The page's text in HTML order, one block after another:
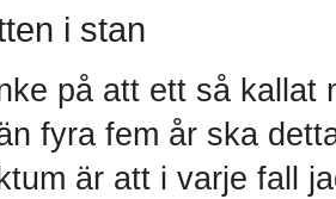
i stan
på att ett så kallat
fyra fem år ska
är att i varje fall